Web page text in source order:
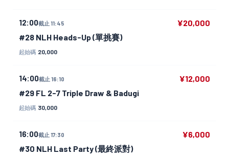
12:00截止 11:45
#28 NLH Heads-Up (單挑賽)
起始碼 20,000
¥20,000
14:00截止 16:10
#29 FL 2-7 Triple Draw & Badugi
起始碼 30,000
¥12,000
16:00截止 17:30
#30 NLH Last Party (最終派對)
¥6,000